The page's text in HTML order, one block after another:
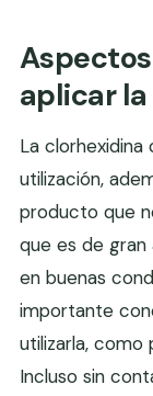
aplicar
La
utilización,
producto que
que es de gran
en buenas
importante
utilizarla, como
Incluso sin